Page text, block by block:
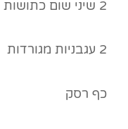
2 שיני שום כתושות
2 עגבניות מגורדות
כף רסק